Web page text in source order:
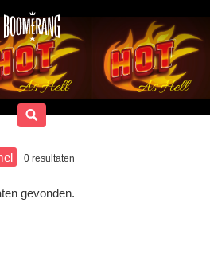
0 resultaten
gevonden.